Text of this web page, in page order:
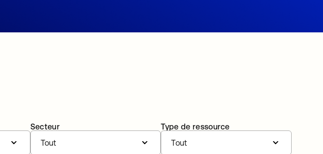
Secteur
Tout
Type de ressource
Tout